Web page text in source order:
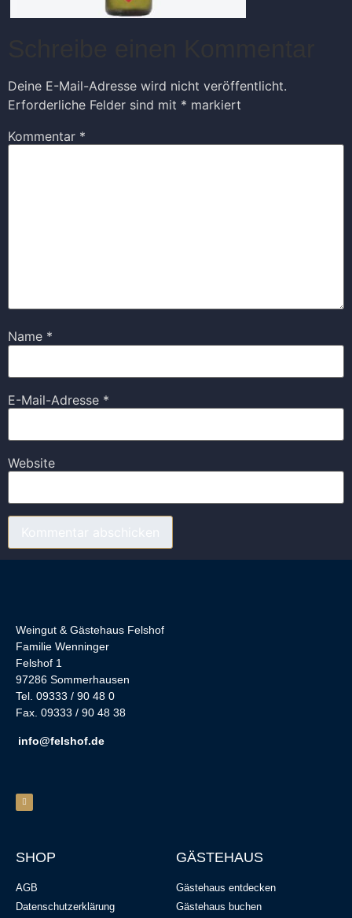
Deine E-Mail-Adresse wird nicht veröffentlicht.
Erforderliche Felder sind mit * markiert
Kommentar *
Name *
E-Mail-Adresse *
Website
Weingut & Gästehaus Felshof
Familie Wenninger
Felshof 1
97286 Sommerhausen
Tel. 09333 / 90 48 0
Fax. 09333 / 90 48 38
info@felshof.de
SHOP
AGB
Datenschutzerklärung
GÄSTEHAUS
Gästehaus entdecken
Gästehaus buchen